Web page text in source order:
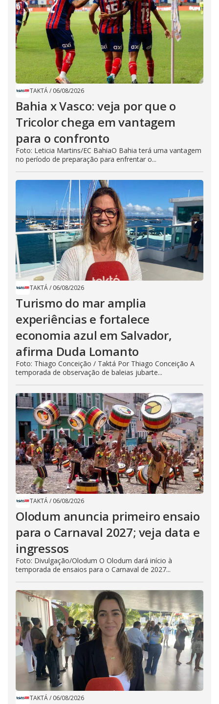
TAKTÁ/ 06/08/2026
Bahia x Vasco: veja por que o
Tricolor chega em vantagem
para o confronto
Foto: Leticia Martins/EC BahiaO Bahia terá uma vantagem
no período de preparação para enfrentar o...
TAKTÁ/ 06/08/2026
Turismo do mar amplia
experiências e fortalece
economia azul em Salvador,
afirma Duda Lomanto
Foto: Thiago Conceição / Taktá Por Thiago Conceição A
temporada de observação de baleias jubarte...
TAKTÁ/ 06/08/2026
Olodum anuncia primeiro ensaio
para o Carnaval 2027; veja data e
ingressos
Foto: Divulgação/Olodum O Olodum dará início à
temporada de ensaios para o Carnaval de 2027...
TAKTÁ/ 06/08/2026